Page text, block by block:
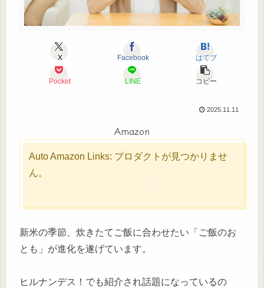
X Facebook はてブ
Pocket LINE コピー
2025.11.11
Amazon
Auto Amazon Links: プロダクトが見つかりませ
ん。
新米の季節、炊きたてご飯に合わせたい「ご飯のお
とも」が進化を遂げています。
ヒルナンデス！でも紹介され話題になっているの